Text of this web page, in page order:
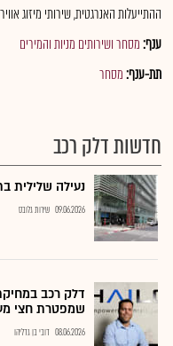
ההתייעלות האנרגטית, שירותי מיזוג
ענף:מסחר ושירותים מניות והמירים
תת-ענף:מסחר
חדשות דלק רכב
נעילה שלילית
09.06.2026 שירות גלובס
דלק רכב
שמפטרת חצי
08.06.2026 דובי בן גדליהו